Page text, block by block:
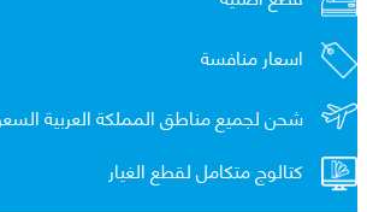
اسعار منافسة
شحن لجميع مناطق المملكة العربية
كتالوج متكامل لقطع الغيار